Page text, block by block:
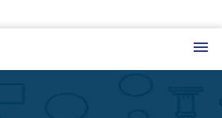
إلى
المحتوى